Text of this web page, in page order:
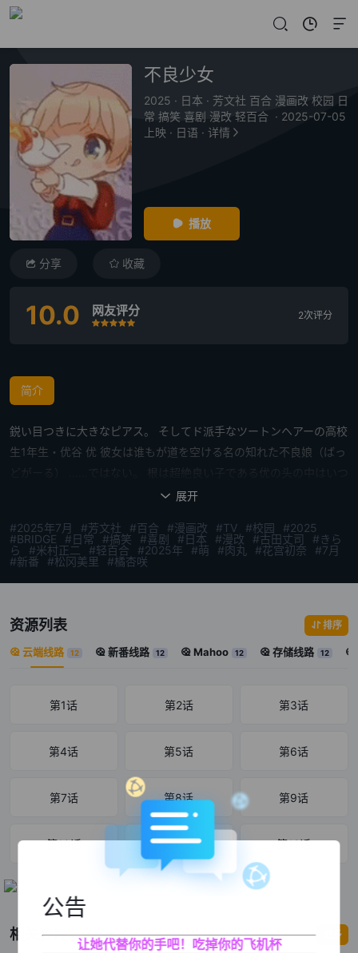
不良少女
2025 · 日本 · 芳文社 百合 漫画改 校园 日
常 搞笑 喜剧 漫改 轻百合 · 2025-07-05
上映 · 日语 · 详情
播放
分享 收藏
10.0 网友评分
很差较差还行
推荐
力荐
2次评分
简介
鋭い目つきに大きなピアス。 そしてド派手なツートンヘアーの高校
生1年生・优谷 优 彼女は谁もが道を空ける名の知れた不良娘（ばっ
も学园のマドンナ・水鸟亜鸟のことでいっぱい。 风纪委员长を务め
ことに！ ワルぶってるけど全然ワルくない？？自称・不良でちょっ
ぴりおバカな少女の奋闘を描く学园コメディ、开校（スター
人见了都会自动让路……才不是那样！ 本性其实是超级好孩子的优，
脑海里脑袋里总是塞满了校园女神──水鸟亚鸟的身影。为了引起担
任风纪委员长水鸟亚鸟的注意，优决定不当优等生，转而以成为「坏
坏？？ 自称不良、有点傻气的少女奋斗校园喜剧，开学啦
 展开
#2025年7月 #芳文社 #百合 #漫画改 #TV #校园
#2025
#BRIDGE
#日常 #搞笑 #喜剧 #日本 #漫改 #古田丈司
#きら
ら
#米村正二 #轻百合 #2025年 #萌 #肉丸 #花宫初奈
#7月
#新番
#松冈美里 #橘杏咲
资源列表 排序
云端线路 12 新番线路 12 Mahoo 12 存储线路 12
第1话 第2话 第3话
第4话 第5话 第6话
第7话 第8话 第9话
第10话 第11话 第12话
相关影片 更多
公告
让她代替你的手吧！吃掉你的飞机杯